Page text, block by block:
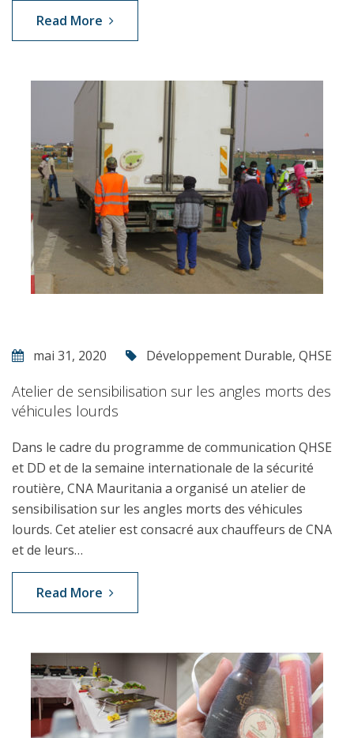
Read More
mai 31, 2020 Développement Durable, QHSE
Atelier de sensibilisation sur les angles morts des
véhicules lourds
Dans le cadre du programme de communication QHSE
et DD et de la semaine internationale de la sécurité
routière, CNA Mauritania a organisé un atelier de
sensibilisation sur les angles morts des véhicules
lourds. Cet atelier est consacré aux chauffeurs de CNA
et de leurs…
Read More